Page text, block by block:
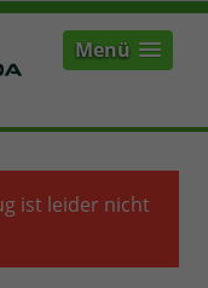
Menü
ist leider nicht